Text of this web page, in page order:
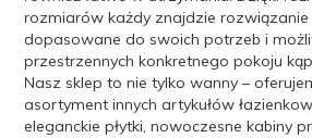
rozmiarów każdy znajdzie rozwiązanie
dopasowane do swoich potrzeb i
przestrzennych konkretnego pokoju
Nasz sklep to nie tylko wanny –
asortyment innych artykułów
eleganckie płytki, nowoczesne kabiny